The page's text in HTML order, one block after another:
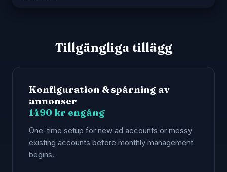
Tillgängliga tillägg
Konfiguration & spårning av
annonser
1490 kr engång
One-time setup for new ad accounts or messy
existing accounts before monthly management
begins.